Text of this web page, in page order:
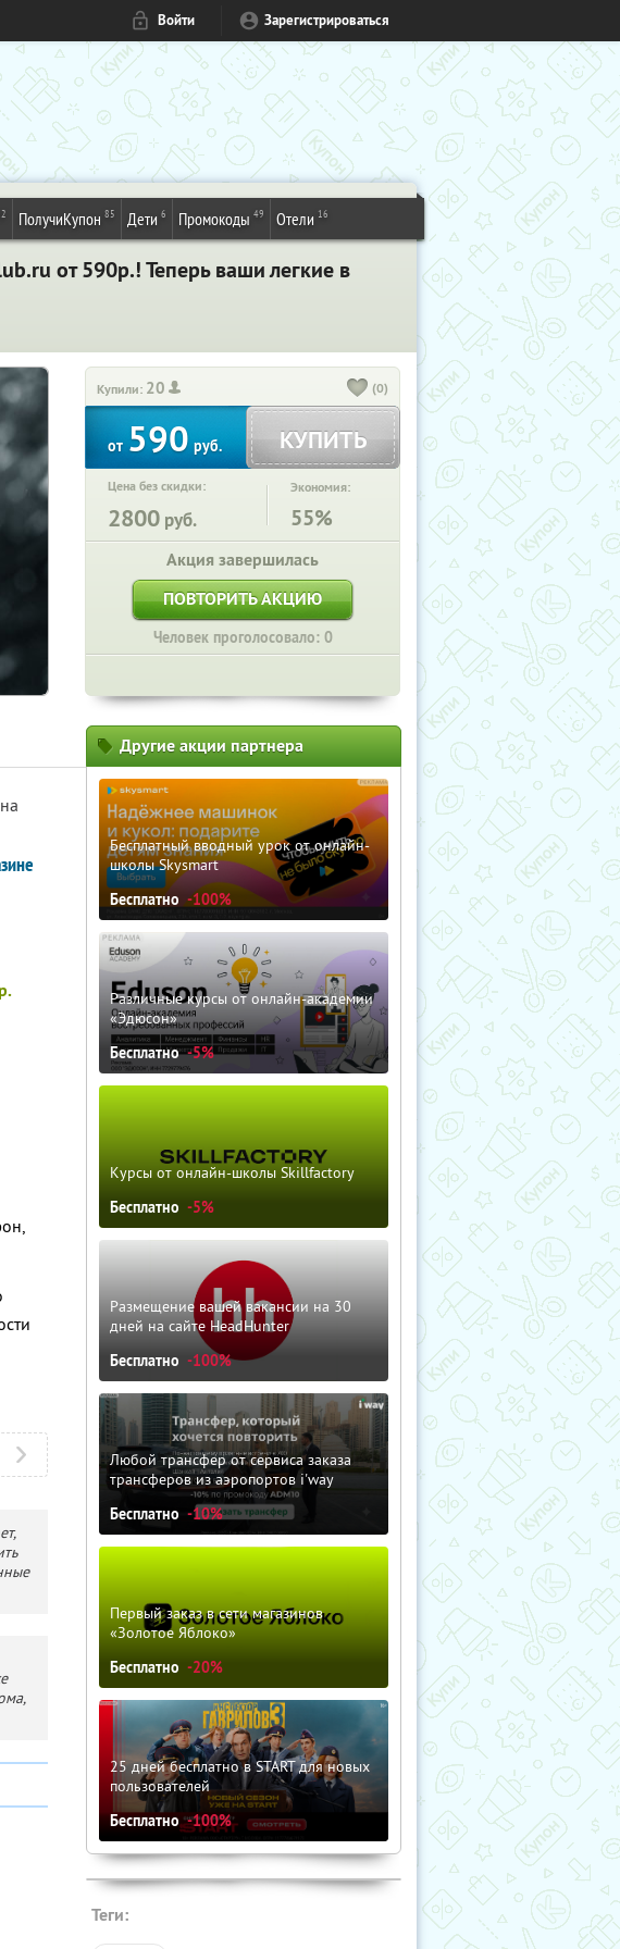
Войти Зарегистрироваться
ПолучиКупон 85 Дети 6 Промокоды 49 Отели 16
от 590р.! Теперь ваши легкие в
Купили: 20 (0)
от590руб. КУПИТЬ
Цена без скидки:
2800 руб.
Экономия:
55%
Акция завершилась
ПОВТОРИТЬ АКЦИЮ
Человек проголосовало: 0
Другие акции партнера
Бесплатный вводный урок от онлайн-
школы Skysmart
Бесплатно -100%
Различные курсы от онлайн-академии
«Эдюсон»
Бесплатно -5%
Курсы от онлайн-школы Skillfactory
Бесплатно -5%
Размещение вашей вакансии на 30
дней на сайте HeadHunter
Бесплатно -100%
Любой трансфер от сервиса заказа
трансферов из аэропортов i'way
Бесплатно -10%
Первый заказ в сети магазинов
«Золотое Яблоко»
Бесплатно -20%
25 дней бесплатно в START для новых
пользователей
Бесплатно -100%
Теги: